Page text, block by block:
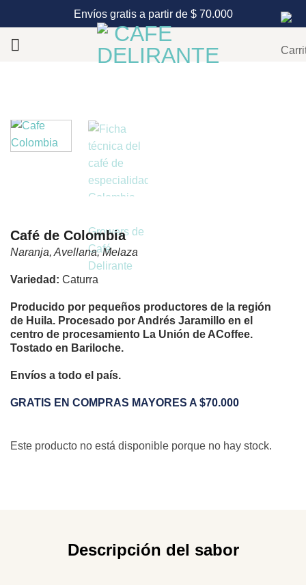
al
contenido
Envíos gratis a partir de $ 70.000
Café de Colombia
Naranja, Avellana, Melaza
Variedad: Caturra
Producido por pequeños productores de la región
de Huila. Procesado por Andrés Jaramillo en el
centro de procesamiento La Unión de ACoffee.
Tostado en Bariloche.
Envíos a todo el país.
GRATIS EN COMPRAS MAYORES A $70.000
Este producto no está disponible porque no hay stock.
Descripción del sabor